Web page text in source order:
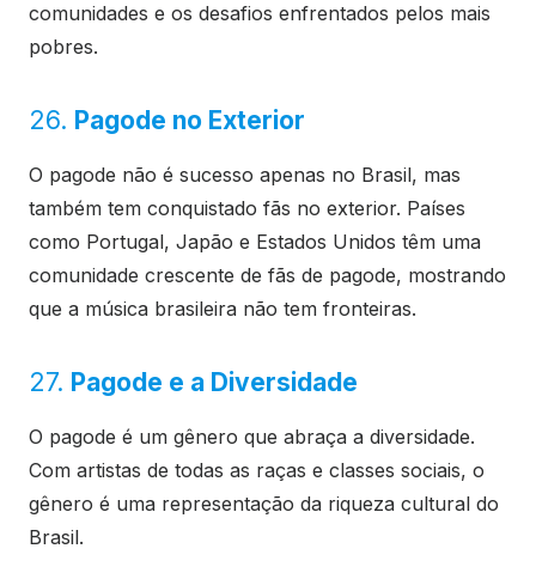
comunidades e os desafios enfrentados pelos mais
pobres.
26. Pagode no Exterior
O pagode não é sucesso apenas no Brasil, mas
também tem conquistado fãs no exterior. Países
como Portugal, Japão e Estados Unidos têm uma
comunidade crescente de fãs de pagode, mostrando
que a música brasileira não tem fronteiras.
27. Pagode e a Diversidade
O pagode é um gênero que abraça a diversidade.
Com artistas de todas as raças e classes sociais, o
gênero é uma representação da riqueza cultural do
Brasil.